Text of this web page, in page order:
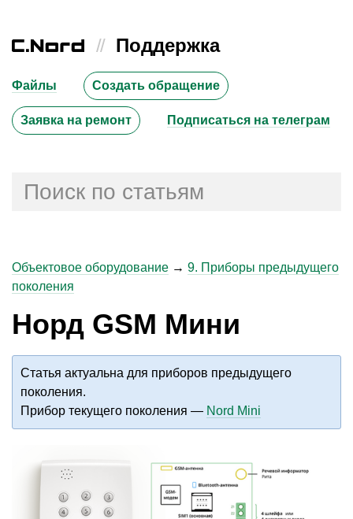
// Поддержка
Файлы Создать обращение
Заявка на ремонт Подписаться на телеграм
Объектовое оборудование → 9. Приборы предыдущего
поколения
Норд GSM Мини
Статья актуальна для приборов предыдущего
поколения.
Прибор текущего поколения — Nord Mini